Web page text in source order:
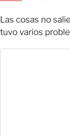
Las cosas no
tuvo varios